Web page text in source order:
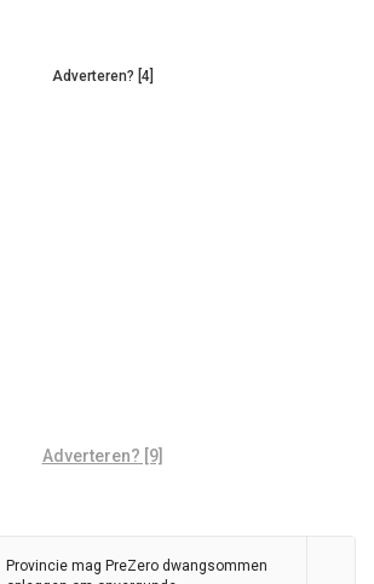
Adverteren? [4]
Adverteren? [9]
Provincie mag PreZero dwangsommen